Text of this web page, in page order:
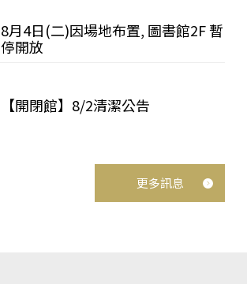
8月4日(二)因場地布置, 圖書館2F 暫
停開放
【開閉館】8/2清潔公告
更多訊息